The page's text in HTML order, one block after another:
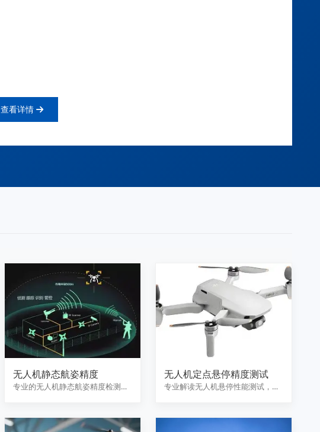
查看详情
无人机静态航姿精度
专业的无人机静态航姿精度检测服
无人机定点悬停精度测试
专业解读无人机悬停性能测试，涵